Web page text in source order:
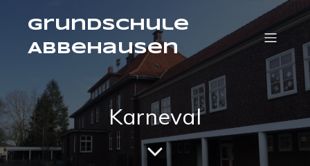
Grundschule
Abbehausen
Karneval